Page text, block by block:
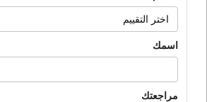
اسمك
مراجعتك